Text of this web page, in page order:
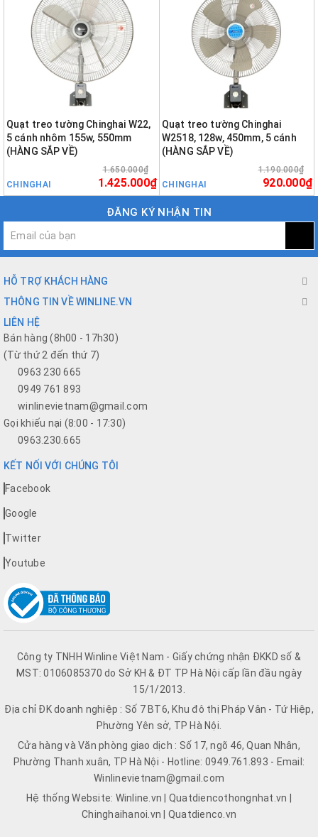
Quạt treo tường Chinghai W22,
5 cánh nhôm 155w, 550mm
(HÀNG SẮP VỀ)
CHINGHAI
1.650.000₫
1.425.000₫
Quạt treo tường Chinghai
W2518, 128w, 450mm, 5 cánh
(HÀNG SẮP VỀ)
CHINGHAI
1.190.000₫
920.000₫
ĐĂNG KÝ NHẬN TIN
HỖ TRỢ KHÁCH HÀNG
THÔNG TIN VỀ WINLINE.VN
LIÊN HỆ
Bán hàng (8h00 - 17h30)
(Từ thứ 2 đến thứ 7)
0963 230 665
0949 761 893
winlinevietnam@gmail.com
Gọi khiếu nại (8:00 - 17:30)
0963.230.665
KẾT NỐI VỚI CHÚNG TÔI
Facebook
Google
Twitter
Youtube
Công ty TNHH Winline Việt Nam - Giấy chứng nhận ĐKKD số &
MST: 0106085370 do Sở KH & ĐT TP Hà Nội cấp lần đầu ngày
15/1/2013.
Địa chỉ ĐK doanh nghiệp : Số 7 BT6, Khu đô thị Pháp Vân - Tứ Hiệp,
Phường Yên sở, TP Hà Nội.
Cửa hàng và Văn phòng giao dịch : Số 17, ngõ 46, Quan Nhân,
Phường Thanh xuân, TP Hà Nội - Hotline: 0949.761.893 - Email:
Winlinevietnam@gmail.com
Hệ thống Website: Winline.vn | Quatdiencothongnhat.vn |
Chinghaihanoi.vn | Quatdienco.vn